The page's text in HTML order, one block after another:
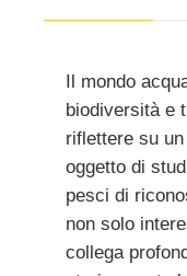
Il mondo
biodiversità e
riflettere su
oggetto di
pesci di
non solo
collega